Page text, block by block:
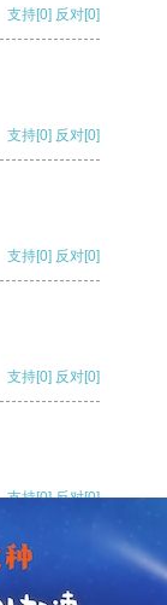
支持[0] 反对[0]
支持[0] 反对[0]
支持[0] 反对[0]
支持[0] 反对[0]
支持[0] 反对[0]